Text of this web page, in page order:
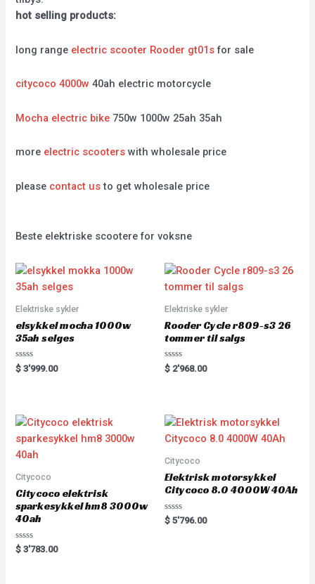
hot selling products:
long range electric scooter Rooder gt01sfor sale
citycoco 4000w 40ah electric motorcycle
Mocha electric bike 750w 1000w 25ah 35ah
more electric scooters with wholesale price
please contact usto get wholesale price
Beste elektriske scootere for voksne
Elektriske sykler
elsykkel mocha 1000w
35ah selges
Rated
0
$ 3'999.00
Elektriske sykler
Rooder Cycle r809-s3 26
tommer til salgs
Rated
0
$ 2'968.00
Citycoco
Citycoco elektrisk
sparkesykkel hm8 3000w
40ah
Rated
0
$ 3'783.00
Citycoco
Elektrisk motorsykkel
Citycoco 8.0 4000W 40Ah
Rated
0
$ 5'796.00